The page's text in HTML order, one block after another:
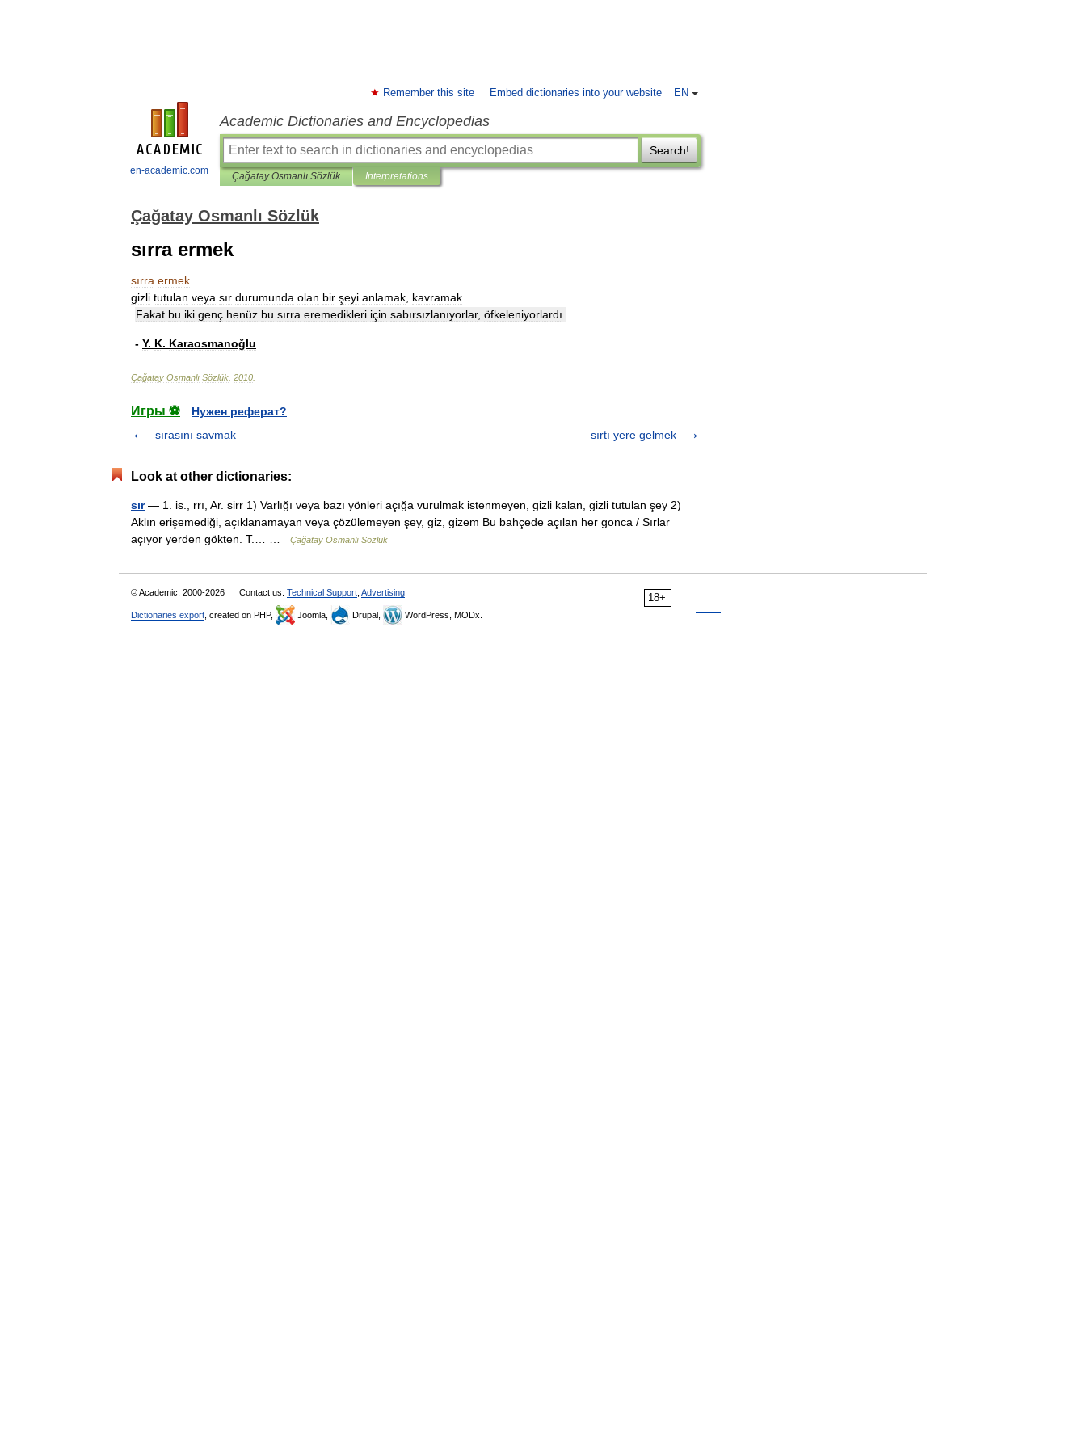
en-academic.com
EN
Remember this site Embed dictionaries into your website
Academic Dictionaries and Encyclopedias
Search!
Çağatay Osmanlı Sözlük Interpretations
Çağatay Osmanlı Sözlük
sırra ermek
sırra ermek
gizli tutulan veya sır durumunda olan bir şeyi anlamak kavramak
Fakat bu iki genç henüz bu sırra eremedikleri için sabırsızlanıyorlar, öfkeleniyorlardı
- Y. K. Karaosmanoğlu
Çağatay Osmanlı Sözlük 2010
Игры ⚽
Нужен реферат?
sırasını savmak
sırtı yere gelmek
Look at other dictionaries:
sır— 1. is., rrı, Ar. sirr 1) Varlığı veya bazı yönleri açığa vurulmak istenmeyen, gizli kalan, gizli tutulan şey 2)
Aklın erişemediği, açıklanamayan veya çözülemeyen şey, giz, gizem Bu bahçede açılan her gonca / Sırlar
açıyor yerden gökten. T.… …
Çağatay Osmanlı Sözlük
18+
© Academic, 2000-2026 Contact us: Technical Support Advertising
Dictionaries export , created on PHP, Joomla, Drupal, WordPress, MODx.